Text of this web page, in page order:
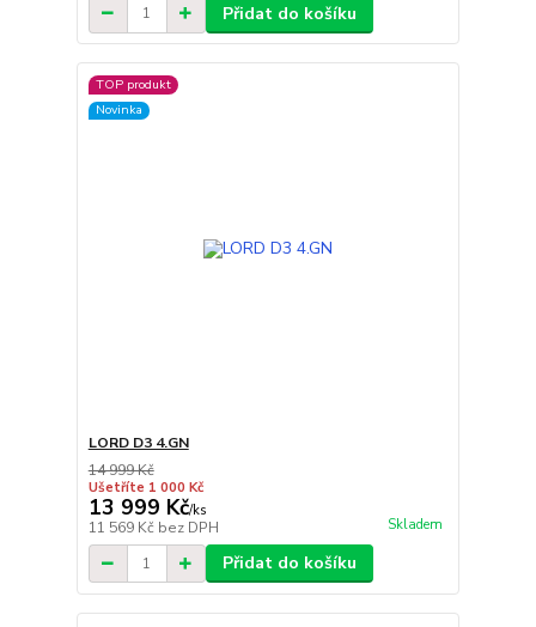
Přidat do košíku
TOP produkt
Novinka
LORD D3 4.GN
14 999 Kč
Ušetříte 1 000 Kč
13 999 Kč/ks
11 569 Kč bez DPH Skladem
Přidat do košíku